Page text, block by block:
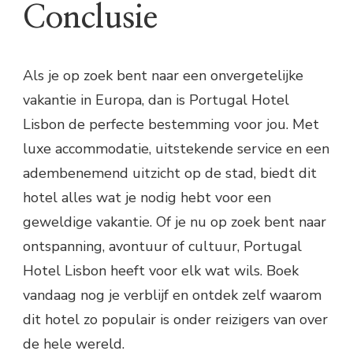
Conclusie
Als je op zoek bent naar een onvergetelijke
vakantie in Europa, dan is Portugal Hotel
Lisbon de perfecte bestemming voor jou. Met
luxe accommodatie, uitstekende service en een
adembenemend uitzicht op de stad, biedt dit
hotel alles wat je nodig hebt voor een
geweldige vakantie. Of je nu op zoek bent naar
ontspanning, avontuur of cultuur, Portugal
Hotel Lisbon heeft voor elk wat wils. Boek
vandaag nog je verblijf en ontdek zelf waarom
dit hotel zo populair is onder reizigers van over
de hele wereld.